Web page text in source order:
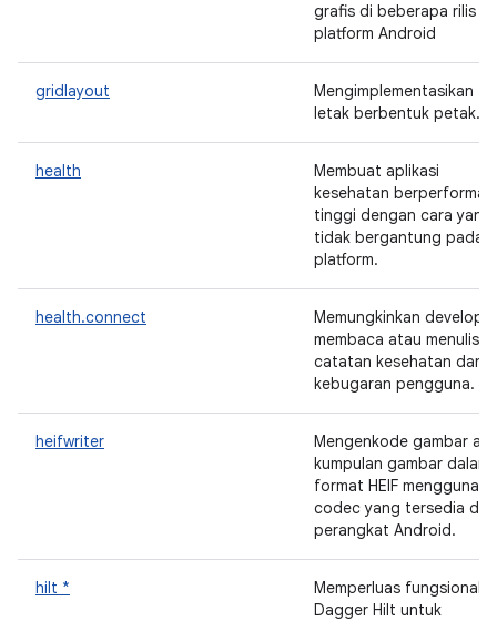
grafis di beberapa rilis
platform Android
gridlayout
Mengimplementasikan
letak berbentuk petak.
health
Membuat aplikasi
kesehatan berperforma
tinggi dengan cara yang
tidak bergantung pada
platform.
health.connect
Memungkinkan developer
membaca atau menulis
catatan kesehatan dan
kebugaran pengguna.
heifwriter
Mengenkode gambar
kumpulan gambar dalam
format HEIF
codec yang tersedia di
perangkat Android.
hilt *
Memperluas
Dagger Hilt untuk